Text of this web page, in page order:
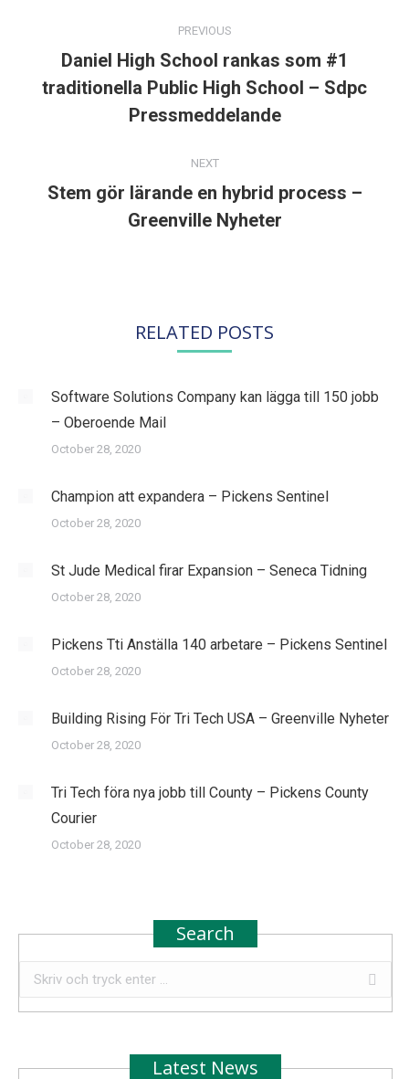
PREVIOUS
Previous
post:
Daniel High School rankas som #1
traditionella Public High School – Sdpc
Pressmeddelande
NEXT
Next
post:
Stem gör lärande en hybrid process –
Greenville Nyheter
RELATED POSTS
Software Solutions Company kan lägga till 150 jobb
– Oberoende Mail
October 28, 2020
Champion att expandera – Pickens Sentinel
October 28, 2020
St Jude Medical firar Expansion – Seneca Tidning
October 28, 2020
Pickens Tti Anställa 140 arbetare – Pickens Sentinel
October 28, 2020
Building Rising För Tri Tech USA – Greenville Nyheter
October 28, 2020
Tri Tech föra nya jobb till County – Pickens County
Courier
October 28, 2020
Search
Search:
Latest News